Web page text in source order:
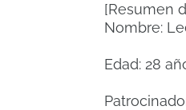
[Resumen
Nombre:
Edad: 28